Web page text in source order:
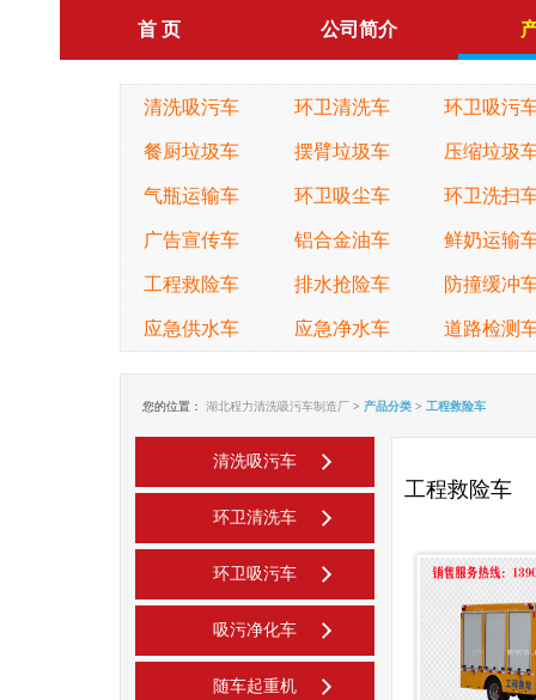
首 页 公司简介
清洗吸污车 环卫清洗车 环卫吸污
餐厨垃圾车 摆臂垃圾车 压缩垃圾
气瓶运输车 环卫吸尘车 环卫洗扫
广告宣传车 铝合金油车 鲜奶运输
工程救险车 排水抢险车 防撞缓冲
应急供水车 应急净水车 道路检测
您的位置： 湖北程力清洗吸污车制造厂 > 产品分类 > 工程救险车
清洗吸污车
环卫清洗车
环卫吸污车
吸污净化车
随车起重机
工程救险车